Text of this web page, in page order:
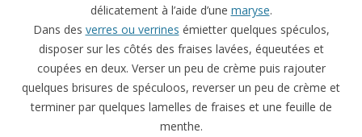
délicatement à l’aide d’une maryse.
Dans des verres ou verrines émietter quelques spéculos,
disposer sur les côtés des fraises lavées, équeutées et
coupées en deux. Verser un peu de crème puis rajouter
quelques brisures de spéculoos, reverser un peu de crème et
terminer par quelques lamelles de fraises et une feuille de
menthe.